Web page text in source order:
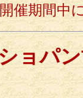
催期間中
ョパ